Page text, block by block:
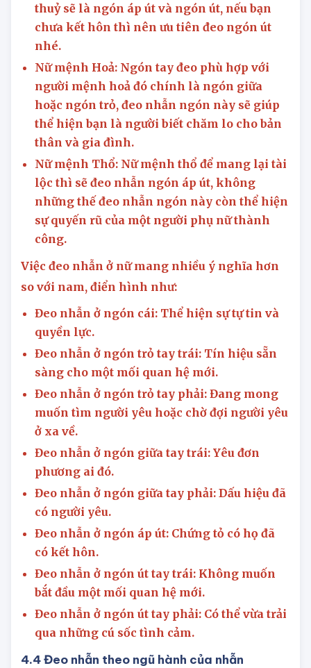
thuỷ sẽ là ngón áp út và ngón út, nếu bạn
chưa kết hôn thì nên ưu tiên đeo ngón út
nhé.
Nữ mệnh Hoả: Ngón tay đeo phù hợp với
người mệnh hoả đó chính là ngón giữa
hoặc ngón trỏ, đeo nhẫn ngón này sẽ giúp
thể hiện bạn là người biết chăm lo cho bản
thân và gia đình.
Nữ mệnh Thổ: Nữ mệnh thổ để mang lại tài
lộc thì sẽ đeo nhẫn ngón áp út, không
những thế đeo nhẫn ngón này còn thể hiện
sự quyến rũ của một người phụ nữ thành
công.
Việc đeo nhẫn ở nữ mang nhiều ý nghĩa hơn
so với nam, điển hình như:
Đeo nhẫn ở ngón cái: Thể hiện sự tự tin và
quyền lực.
Đeo nhẫn ở ngón trỏ tay trái: Tín hiệu sẵn
sàng cho một mối quan hệ mới.
Đeo nhẫn ở ngón trỏ tay phải: Đang mong
muốn tìm người yêu hoặc chờ đợi người yêu
ở xa về.
Đeo nhẫn ở ngón giữa tay trái: Yêu đơn
phương ai đó.
Đeo nhẫn ở ngón giữa tay phải: Dấu hiệu đã
có người yêu.
Đeo nhẫn ở ngón áp út: Chứng tỏ có họ đã
có kết hôn.
Đeo nhẫn ở ngón út tay trái: Không muốn
bắt đầu một mối quan hệ mới.
Đeo nhẫn ở ngón út tay phải: Có thể vừa trải
qua những cú sốc tình cảm.
4.4 Đeo nhẫn theo ngũ hành của nhẫn